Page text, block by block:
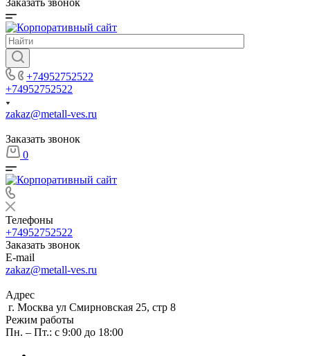
Заказать звонок
+74952752522
+74952752522
zakaz@metall-ves.ru
Заказать звонок
0
Телефоны
+74952752522
Заказать звонок
E-mail
zakaz@metall-ves.ru
Адрес
г. Москва ул Смирновская 25, стр 8
Режим работы
Пн. – Пт.: с 9:00 до 18:00